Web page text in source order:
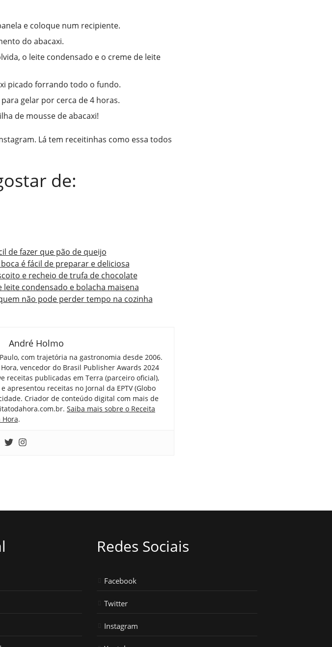
e coloque num recipiente.
do abacaxi.
o leite condensado e o creme de leite
picado forrando todo o fundo.
gelar por cerca de 4 horas.
de mousse de abacaxi!
Lá tem receitinhas como essa todos
de:
de fazer que pão de queijo
é fácil de preparar e deliciosa
e recheio de trufa de chocolate
condensado e bolacha maisena
não pode perder tempo na cozinha
André Holmo
com trajetória na gastronomia desde 2006.
vencedor do Brasil Publisher Awards 2024
receitas publicadas em Terra (parceiro oficial),
apresentou receitas no Jornal da EPTV (Globo
Criador de conteúdo digital com mais de
Saiba mais sobre o Receita
Hora.
Redes Sociais
Facebook
Twitter
Instagram